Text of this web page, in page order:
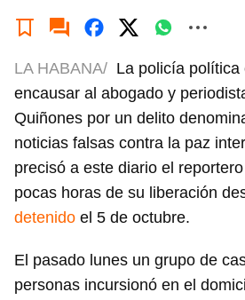
LA HABANA/ La policía política
encausar al abogado y
Quiñones por un delito
noticias falsas contra la paz
precisó a este diario el
pocas horas de su liberación
detenido el 5 de octubre.
El pasado lunes un grupo de
personas incursionó en el